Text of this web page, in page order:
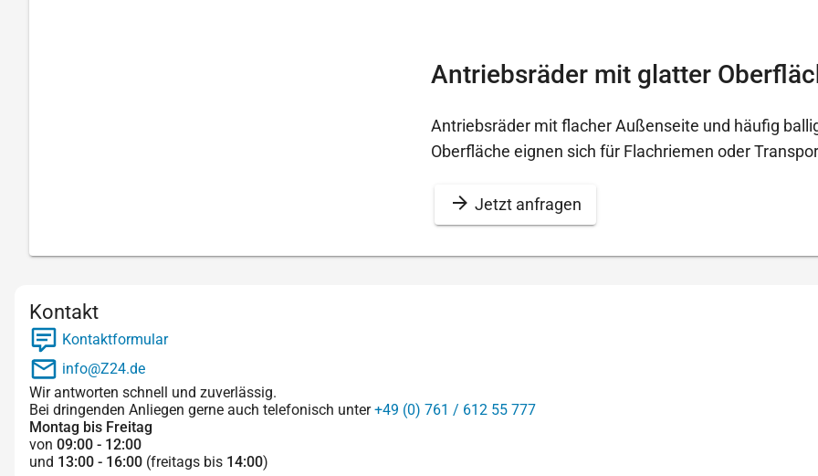
Antriebsräder mit glatter
Antriebsräder mit flacher Außenseite und häufig
Oberfläche eignen sich für Flachriemen oder
Jetzt anfragen
Kontakt
Kontaktformular
info@Z24.de
Wir antworten schnell und zuverlässig.
Bei dringenden Anliegen gerne auch telefonisch unter+49 (0) 761 / 612 55 777
Montag bis Freitag
von 09:00 - 12:00
und 13:00 - 16:00 (freitags bis 14:00)